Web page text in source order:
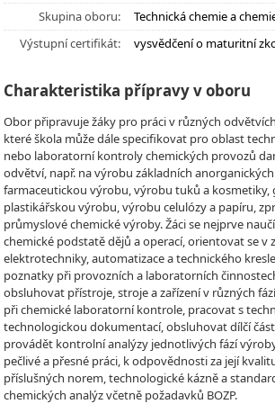
Skupina oboru:
Technická chemie a
Výstupní certifikát:
vysvědčení o maturitní
Charakteristika přípravy v oboru
Obor připravuje žáky pro práci v různých
které škola může dále specifikovat pro oblast
nebo laboratorní kontroly chemických provozů
odvětví, např. na výrobu základních
farmaceutickou výrobu, výrobu tuků a kosmetiky,
plastikářskou výrobu, výrobu celulózy a papíru,
průmyslové chemické výroby. Žáci se nejprve
chemické podstatě dějů a operací, orientovat se v
elektrotechniky, automatizace a technického
poznatky při provozních a laboratorních
obsluhovat přístroje, stroje a zařízení v různých
při chemické laboratorní kontrole, pracovat s
technologickou dokumentací, obsluhovat dílčí
provádět kontrolní analýzy jednotlivých fází
pečlivé a přesné práci, k odpovědnosti za její
příslušných norem, technologické kázně a
chemických analýz včetně požadavků BOZP.